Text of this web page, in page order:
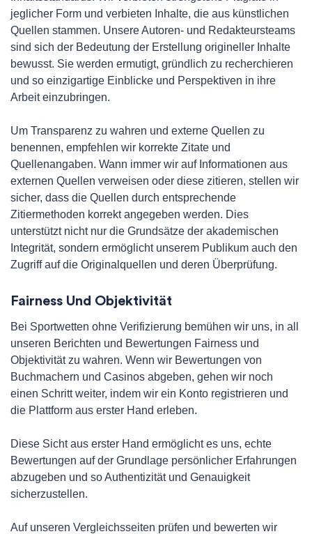
jeglicher Form und verbieten Inhalte, die aus künstlichen
Quellen stammen. Unsere Autoren- und Redakteursteams
sind sich der Bedeutung der Erstellung origineller Inhalte
bewusst. Sie werden ermutigt, gründlich zu recherchieren
und so einzigartige Einblicke und Perspektiven in ihre
Arbeit einzubringen.
Um Transparenz zu wahren und externe Quellen zu
benennen, empfehlen wir korrekte Zitate und
Quellenangaben. Wann immer wir auf Informationen aus
externen Quellen verweisen oder diese zitieren, stellen wir
sicher, dass die Quellen durch entsprechende
Zitiermethoden korrekt angegeben werden. Dies
unterstützt nicht nur die Grundsätze der akademischen
Integrität, sondern ermöglicht unserem Publikum auch den
Zugriff auf die Originalquellen und deren Überprüfung.
Fairness Und Objektivität
Bei Sportwetten ohne Verifizierung bemühen wir uns, in all
unseren Berichten und Bewertungen Fairness und
Objektivität zu wahren. Wenn wir Bewertungen von
Buchmachern und Casinos abgeben, gehen wir noch
einen Schritt weiter, indem wir ein Konto registrieren und
die Plattform aus erster Hand erleben.
Diese Sicht aus erster Hand ermöglicht es uns, echte
Bewertungen auf der Grundlage persönlicher Erfahrungen
abzugeben und so Authentizität und Genauigkeit
sicherzustellen.
Auf unseren Vergleichsseiten prüfen und bewerten wir